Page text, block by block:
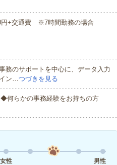
+交通費 ※7時間勤務の場合
のサポートを中心に、データ入力
ン…つづきを見る
何らかの事務経験をお持ちの方
女性
男性